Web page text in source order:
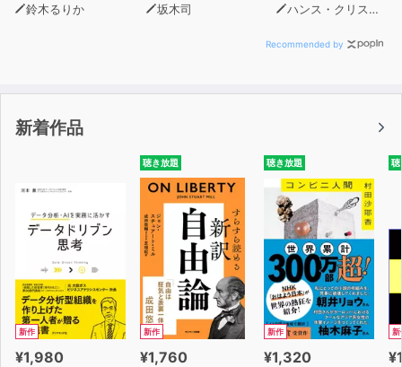
鈴木るりか 坂木司 ハンス・クリスチャン・アンデルセン
Recommended by
新着作品
新作
¥1,980
聴き放題
新作
¥1,760
聴き放題
新作
¥1,320
聴
新